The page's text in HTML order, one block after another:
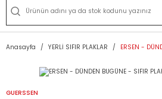
Anasayfa YERLİ SIFIR PLAKLAR ERSEN -
GUERSSEN